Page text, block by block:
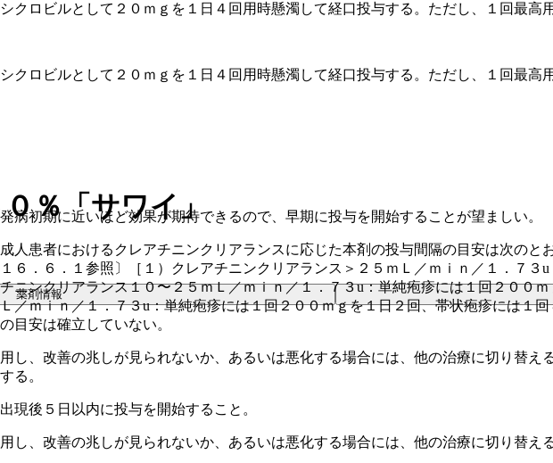
クロビルとして２０ｍｇを１日４回用時懸濁して経口投与する。ただし、１回最高
クロビルとして２０ｍｇを１日４回用時懸濁して経口投与する。ただし、１回最高
初期に近いほど効果が期待できるので、早期に投与を開始することが望ましい。
患者におけるクレアチニンクリアランスに応じた本剤の投与間隔の目安は次のと
６．６．１参照〕［１）クレアチニンクリアランス＞２５ｍＬ／ｍｉｎ／１．７
ニンクリアランス１０〜２５ｍＬ／ｍｉｎ／１．７３u：単純疱疹には１回２００
／ｍｉｎ／１．７３u：単純疱疹には１回２００ｍｇを１日２回、帯状疱疹には１
目安は確立していない。
、改善の兆しが見られないか、あるいは悪化する場合には、他の治療に切り替え
る。
後５日以内に投与を開始すること。
、改善の兆しが見られないか、あるいは悪化する場合には、他の治療に切り替える
％「サワイ」
薬剤情報